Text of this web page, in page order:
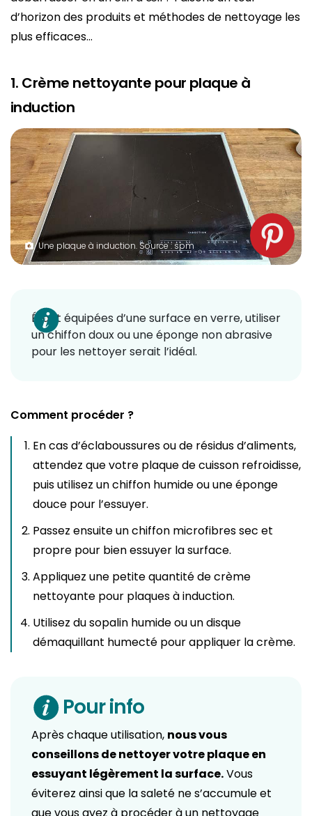
d’horizon des produits et méthodes de nettoyage les
plus efficaces…
1. Crème nettoyante pour plaque à
induction
Une plaque à induction. Source : spm
Étant équipées d’une surface en verre, utiliser
un chiffon doux ou une éponge non abrasive
pour les nettoyer serait l’idéal.
Comment procéder ?
En cas d’éclaboussures ou de résidus d’aliments,
attendez que votre plaque de cuisson refroidisse,
puis utilisez un chiffon humide ou une éponge
douce pour l’essuyer.
Passez ensuite un chiffon microfibres sec et
propre pour bien essuyer la surface.
Appliquez une petite quantité de crème
nettoyante pour plaques à induction.
Utilisez du sopalin humide ou un disque
démaquillant humecté pour appliquer la crème.
Pour info
Après chaque utilisation, nous vous
conseillons de nettoyer votre plaque en
essuyant légèrement la surface.Vous
éviterez ainsi que la saleté ne s’accumule et
que vous ayez à procéder à un nettoyage